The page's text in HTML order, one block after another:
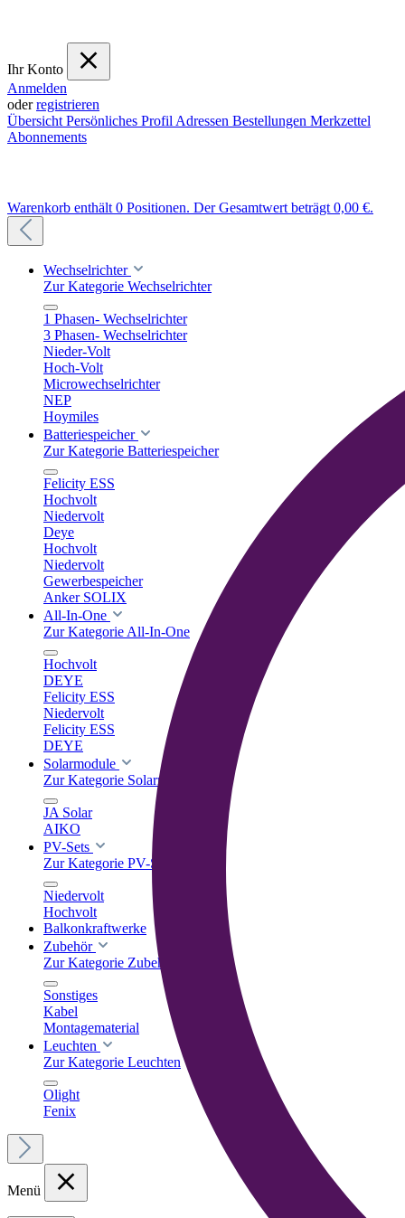
Ihr Konto
Anmelden
oderregistrieren
Übersicht Persönliches Profil Adressen Bestellungen Merkzettel
Abonnements
Warenkorb enthält 0 Positionen. Der Gesamtwert beträgt 0,00 €.
Wechselrichter
Zur Kategorie Wechselrichter
1 Phasen- Wechselrichter
3 Phasen- Wechselrichter
Nieder-Volt
Hoch-Volt
Microwechselrichter
NEP
Hoymiles
Batteriespeicher
Zur Kategorie Batteriespeicher
Felicity ESS
Hochvolt
Niedervolt
Deye
Hochvolt
Niedervolt
Gewerbespeicher
Anker SOLIX
All-In-One
Zur Kategorie All-In-One
Hochvolt
DEYE
Felicity ESS
Niedervolt
Felicity ESS
DEYE
Solarmodule
Zur Kategorie Solarmodule
JA Solar
AIKO
PV-Sets
Zur Kategorie PV-Sets
Niedervolt
Hochvolt
Balkonkraftwerke
Zubehör
Zur Kategorie Zubehör
Sonstiges
Kabel
Montagematerial
Leuchten
Zur Kategorie Leuchten
Olight
Fenix
Menü